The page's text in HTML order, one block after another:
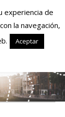
en
experiencia de
la navegación,
Aceptar